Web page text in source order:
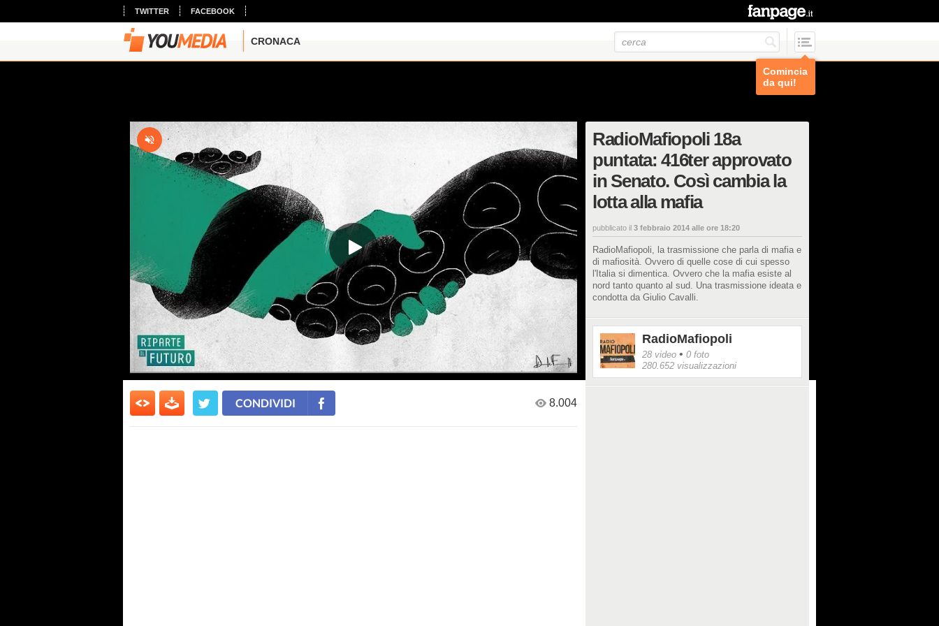
TWITTER FACEBOOK
CRONACA
Comincia
da qui!
RadioMafiopoli 18a
puntata: 416ter approvato
in Senato. Così cambia la
lotta alla mafia
pubblicato il 3 febbraio 2014 alle ore 18:20
RadioMafiopoli, la trasmissione che parla di mafia e
di mafiosità. Ovvero di quelle cose di cui spesso
l'Italia si dimentica. Ovvero che la mafia esiste al
nord tanto quanto al sud. Una trasmissione ideata e
condotta da Giulio Cavalli.
RadioMafiopoli
28 video • 0 foto
280.652 visualizzazioni
CONDIVIDI 8.004